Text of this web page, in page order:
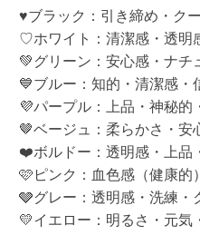
♥ブラック：引き締め・ク
♡ホワイト：清潔感・透明
💚グリーン：安心感・ナチ
💙ブルー：知的・清潔感・
💜パープル：上品・神秘的
🤎ベージュ：柔らかさ・安
❤️ボルドー：透明感・上品
🩷ピンク：血色感（健康的
🩶グレー：透明感・洗練・
💛イエロー：明るさ・元気